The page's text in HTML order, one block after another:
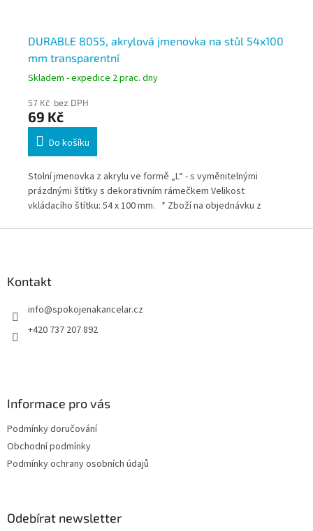
DURABLE 8055, akrylová jmenovka na stůl 54x100
mm transparentní
Skladem - expedice 2 prac. dny
57 Kč bez DPH
69 Kč
Do košíku
Stolní jmenovka z akrylu ve formě „L“ - s vyměnitelnými
prázdnými štítky s dekorativním rámečkem Velikost
vkládacího štítku: 54 x 100 mm. * Zboží na objednávku z
Kontakt
info@spokojenakancelar.cz
+420 737 207 892
Informace pro vás
Podmínky doručování
Obchodní podmínky
Podmínky ochrany osobních údajů
Odebírat newsletter